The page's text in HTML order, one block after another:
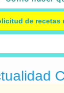
de recetas